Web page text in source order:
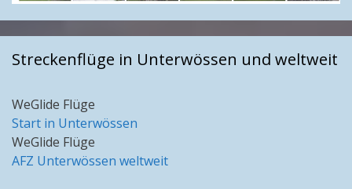
Streckenflüge in Unterwössen und weltweit
WeGlide Flüge
Start in Unterwössen
WeGlide Flüge
AFZ Unterwössen weltweit